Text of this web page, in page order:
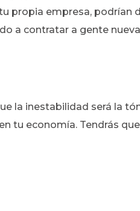
propia empresa, podrían
a contratar a gente
la inestabilidad será la
tu economía. Tendrás